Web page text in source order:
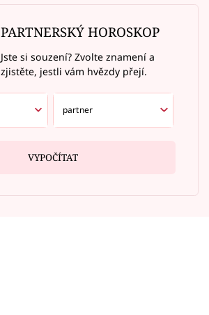
PARTNERSKÝ HOROSKOP
Jste si souzení? Zvolte znamení a
zjistěte, jestli vám hvězdy přejí.
VYPOČÍTAT